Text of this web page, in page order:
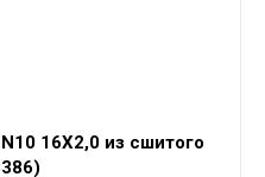
16X2,0 из сшитого